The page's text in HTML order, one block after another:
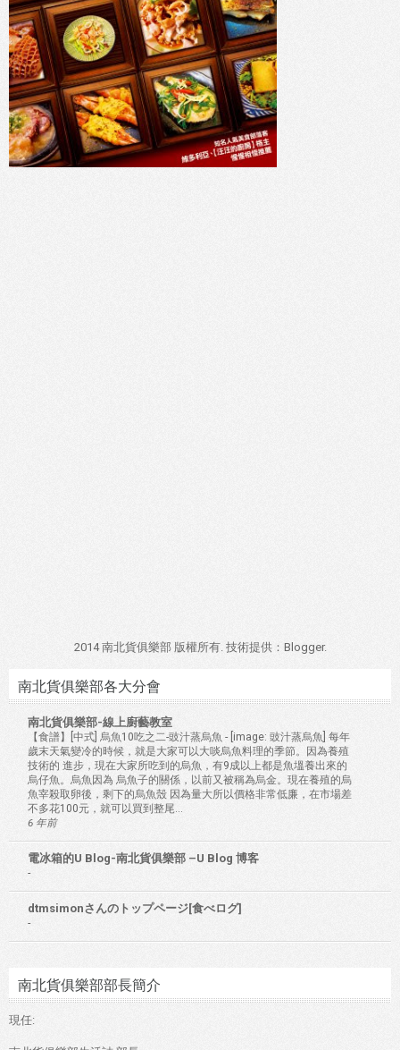
2014 南北貨俱樂部 版權所有. 技術提供： Blogger.
南北貨俱樂部各大分會
南北貨俱樂部-線上廚藝教室
【食譜】[中式] 烏魚10吃之二-豉汁蒸烏魚 - [image: 豉汁蒸烏魚] 每年
歲末天氣變冷的時候，就是大家可以大啖烏魚料理的季節。因為養殖
技術的 進步，現在大家所吃到的烏魚，有9成以上都是魚塭養出來的
烏仔魚。烏魚因為 烏魚子的關係，以前又被稱為烏金。現在養殖的烏
魚宰殺取卵後，剩下的烏魚殼 因為量大所以價格非常低廉，在市場差
不多花100元，就可以買到整尾...
6 年前
電冰箱的U Blog-南北貨俱樂部 –U Blog 博客
-
dtmsimonさんのトップページ[食べログ]
-
南北貨俱樂部部長簡介
現任: